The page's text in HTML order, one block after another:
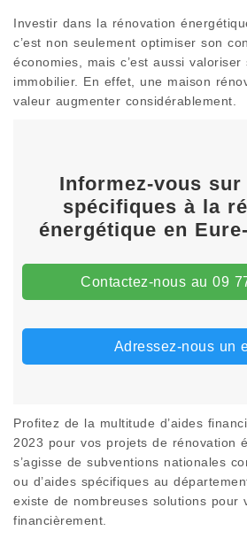
Investir dans la rénovation
c’est non seulement optimiser son
économies, mais c’est aussi valoriser
immobilier. En effet, une maison
valeur augmenter considérablement.
Informez-vous
spécifiques à la
énergétique en
Contactez-nous au 09
Adressez-nous un
Profitez de la multitude d’aides
2023 pour vos projets de rénovation
s’agisse de subventions nationales
ou d’aides spécifiques au
existe de nombreuses solutions pour
financièrement.